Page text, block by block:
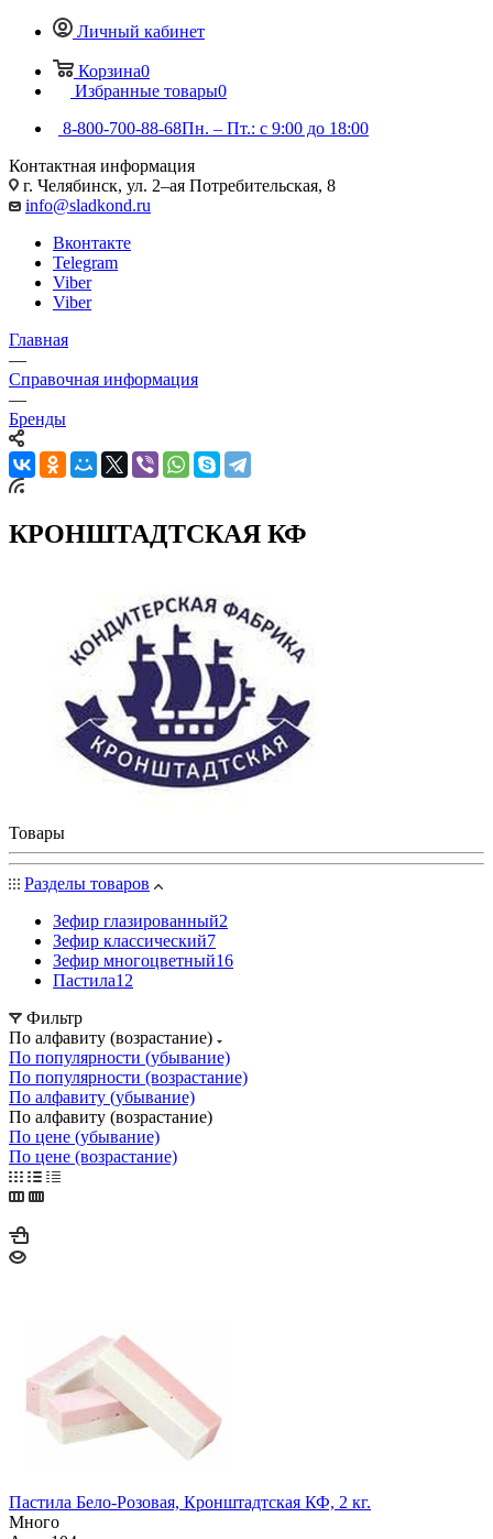
Личный кабинет
Корзина0
Избранные товары0
8-800-700-88-68Пн. – Пт.: с 9:00 до 18:00
Контактная информация
г. Челябинск, ул. 2–ая Потребительская, 8
info@sladkond.ru
Вконтакте
Telegram
Viber
Viber
Главная
—
Справочная информация
—
Бренды
КРОНШТАДТСКАЯ КФ
Товары
Разделы товаров
Зефир глазированный2
Зефир классический7
Зефир многоцветный16
Пастила12
Фильтр
По алфавиту (возрастание)
По популярности (убывание)
По популярности (возрастание)
По алфавиту (убывание)
По алфавиту (возрастание)
По цене (убывание)
По цене (возрастание)
Пастила Бело-Розовая, Кронштадтская КФ, 2 кг.
Много